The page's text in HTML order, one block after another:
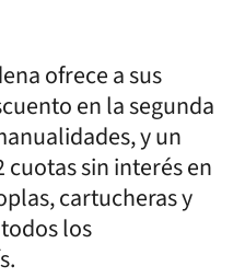
ofrece a sus
en la segunda
y un
cuotas sin interés en
cartucheras y
los